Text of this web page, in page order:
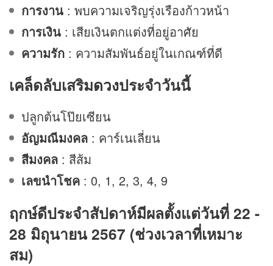
การงาน : พบความเจริญรุ่งเรืองก้าวหน้า
การเงิน : เสียเงินตกแต่งที่อยู่อาศัย
ความรัก : ความสัมพันธ์อยู่ในเกณฑ์ที่ดี
เคล็ดลับเสริมดวงประจำวันนี้
ปลูกต้นโป๊ยเซียน
อัญมณีมงคล : คาร์เนเลี่ยน
สีมงคล : สีส้ม
เลขนำโชค : 0, 1, 2, 3, 4, 9
ฤกษ์ดีประจำสัปดาห์มีผลตั้งแต่วันที่ 22 -
28 มิถุนายน 2567 (ช่วงเวลาที่เหมาะ
สม)